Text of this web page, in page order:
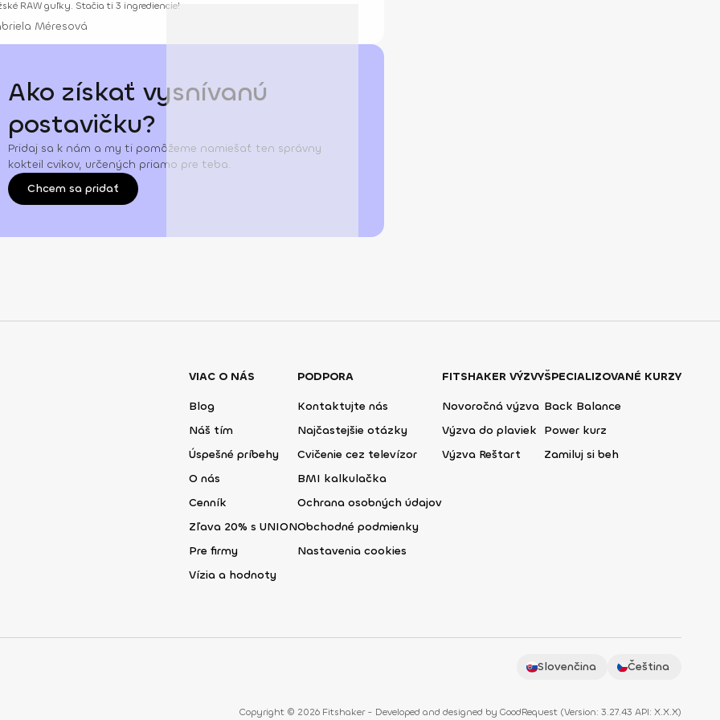
RAW guľky. Stačia ti 3 ingrediencie!
Méresová
Ako získať vysnívanú
postavičku?
Pridaj sa k nám a my ti pomôžeme namiešať ten správny
kokteil cvikov, určených priamo pre teba.
Chcem sa pridať
VIAC O NÁS
Blog
Náš tím
Úspešné príbehy
O nás
Cenník
Zľava 20% s UNION
Pre firmy
Vízia a hodnoty
PODPORA
Kontaktujte nás
Najčastejšie otázky
Cvičenie cez televízor
BMI kalkulačka
Ochrana osobných údajov
Obchodné podmienky
Nastavenia cookies
FITSHAKER VÝZVY
Novoročná výzva
Výzva do plaviek
Výzva Reštart
ŠPECIALIZOVANÉ KURZY
Back Balance
Power kurz
Zamiluj si beh
Slovenčina Čeština
Copyright © 2026 Fitshaker - Developed and designed by GoodRequest (Version: 3.27.43 API: X.X.X)